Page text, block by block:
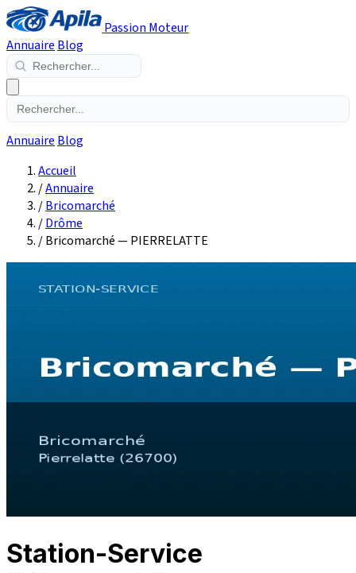
Passion Moteur
Annuaire Blog
Annuaire Blog
Accueil
/Annuaire
/Bricomarché
/Drôme
/Bricomarché — PIERRELATTE
Station-Service